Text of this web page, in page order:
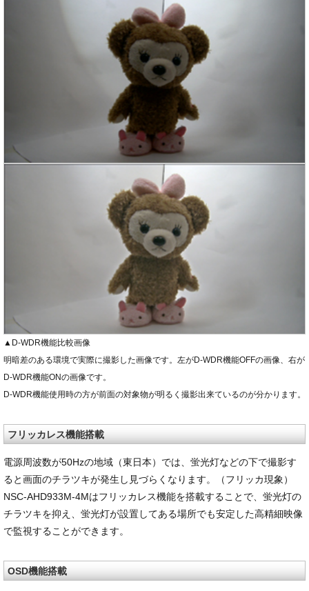
▲D-WDR機能比較画像
明暗差のある環境で実際に撮影した画像です。左がD-WDR機能OFFの画像、右が
D-WDR機能ONの画像です。
D-WDR機能使用時の方が前面の対象物が明るく撮影出来ているのが分かります。
フリッカレス機能搭載
電源周波数が50Hzの地域（東日本）では、蛍光灯などの下で撮影す
ると画面のチラツキが発生し見づらくなります。（フリッカ現象）
NSC-AHD933M-4Mはフリッカレス機能を搭載することで、蛍光灯の
チラツキを抑え、蛍光灯が設置してある場所でも安定した高精細映像
で監視することができます。
OSD機能搭載